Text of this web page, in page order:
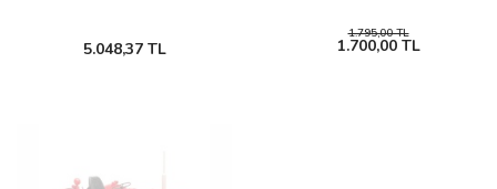
5.048,37 TL
1.795,00 TL
1.700,00 TL